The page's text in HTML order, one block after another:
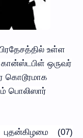
உள்ள
ஒருவர்
கொடூரமாக
பொலிஸார்
(07)